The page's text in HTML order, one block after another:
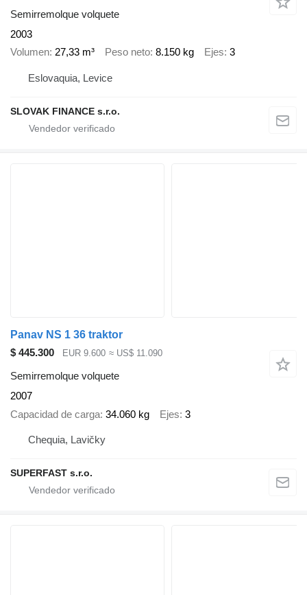
Semirremolque volquete
2003
Volumen 27,33 m³ Peso neto 8.150 kg Ejes 3
Eslovaquia, Levice
SLOVAK FINANCE s.r.o.
Panav NS 1 36 traktor
$ 445.300
EUR 9.600 ≈ US$ 11.090
Semirremolque volquete
2007
Capacidad de carga 34.060 kg Ejes 3
Chequia, Lavičky
SUPERFAST s.r.o.